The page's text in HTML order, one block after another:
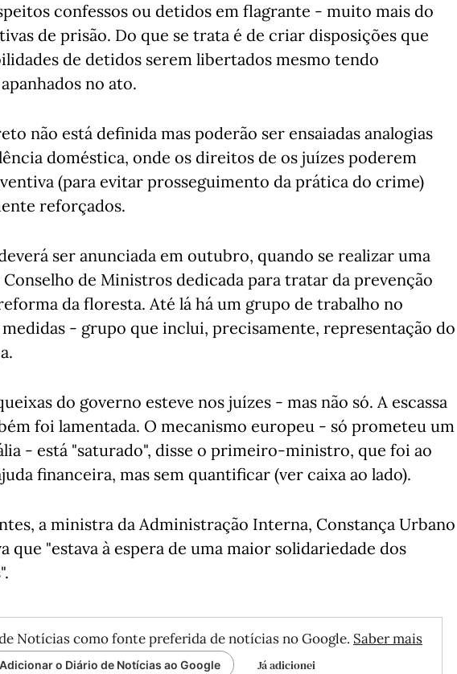
confessos ou detidos em flagrante - muito mais do
de prisão. Do que se trata é de criar disposições que
de detidos serem libertados mesmo tendo
no ato.
não está definida mas poderão ser ensaiadas analogias
doméstica, onde os direitos de os juízes poderem
(para evitar prosseguimento da prática do crime)
reforçados.
ser anunciada em outubro, quando se realizar uma
de Ministros dedicada para tratar da prevenção
da floresta. Até lá há um grupo de trabalho no
- grupo que inclui, precisamente, representação do
do governo esteve nos juízes - mas não só. A escassa
foi lamentada. O mecanismo europeu - só prometeu um
- está "saturado", disse o primeiro-ministro, que foi ao
financeira, mas sem quantificar (ver caixa ao lado).
a ministra da Administração Interna, Constança Urbano
que "estava à espera de uma maior solidariedade dos
Notícias como fonte preferida de notícias no Google. Saber mais
Adicionar o Diário de Notícias ao Google Já adicionei